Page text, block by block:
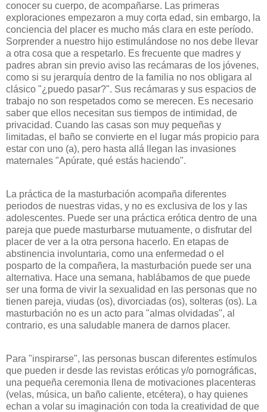
conocer su cuerpo, de acompañarse. Las primeras
exploraciones empezaron a muy corta edad, sin embargo, la
conciencia del placer es mucho más clara en este período.
Sorprender a nuestro hijo estimulándose no nos debe llevar
a otra cosa que a respetarlo. Es frecuente que madres y
padres abran sin previo aviso las recámaras de los jóvenes,
como si su jerarquía dentro de la familia no nos obligara al
clásico "¿puedo pasar?". Sus recámaras y sus espacios de
trabajo no son respetados como se merecen. Es necesario
saber que ellos necesitan sus tiempos de intimidad, de
privacidad. Cuando las casas son muy pequeñas y
limitadas, el baño se convierte en el lugar más propicio para
estar con uno (a), pero hasta allá llegan las invasiones
maternales "Apúrate, qué estás haciendo".
La práctica de la masturbación acompaña diferentes
periodos de nuestras vidas, y no es exclusiva de los y las
adolescentes. Puede ser una práctica erótica dentro de una
pareja que puede masturbarse mutuamente, o disfrutar del
placer de ver a la otra persona hacerlo. En etapas de
abstinencia involuntaria, como una enfermedad o el
posparto de la compañera, la masturbación puede ser una
alternativa. Hace una semana, hablábamos de que puede
ser una forma de vivir la sexualidad en las personas que no
tienen pareja, viudas (os), divorciadas (os), solteras (os). La
masturbación no es un acto para "almas olvidadas", al
contrario, es una saludable manera de darnos placer.
Para "inspirarse", las personas buscan diferentes estímulos
que pueden ir desde las revistas eróticas y/o pornográficas,
una pequeña ceremonia llena de motivaciones placenteras
(velas, música, un baño caliente, etcétera), o hay quienes
echan a volar su imaginación con toda la creatividad de que